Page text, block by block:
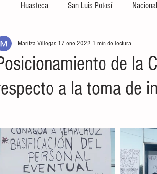
Huasteca San Luis Potosí Nacional
de la
a la toma de
Maritza Villegas 17 ene 2022 1 min de lectura